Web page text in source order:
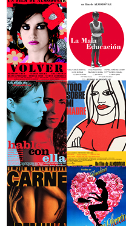
>La piel que habito >Los abrazos rotos
>Volver >La mala educación
>Hable con ella
>Todo sobre mi
madre